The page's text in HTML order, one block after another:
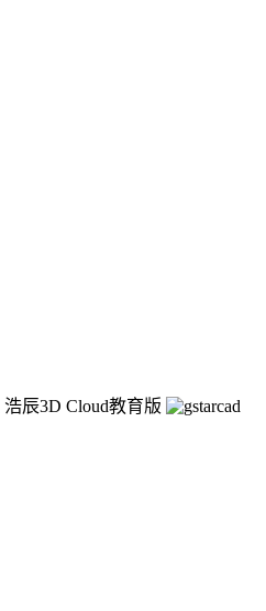
浩辰3D Cloud教育版